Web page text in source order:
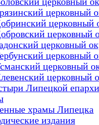
церковный
церковный
церковный
церковный
церковный
церковный
церковный
Липецкой
храмы Липецка
издания